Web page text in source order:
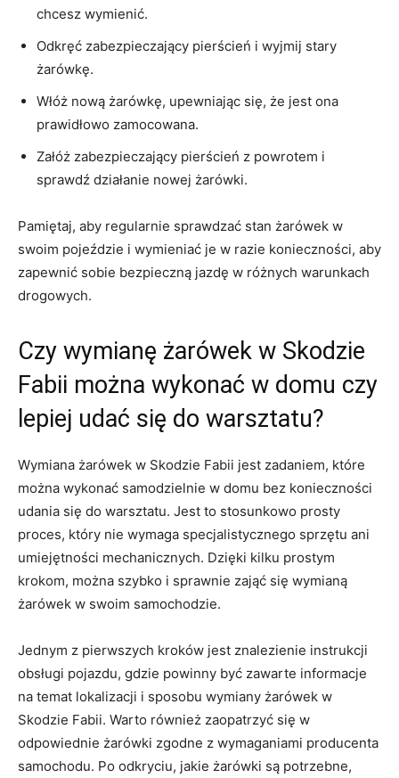
chcesz wymienić.
Odkręć zabezpieczający pierścień i wyjmij stary
‌żarówkę.
Włóż nową żarówkę, upewniając się, że jest ona
prawidłowo zamocowana.
Załóż zabezpieczający pierścień z powrotem i
sprawdź działanie nowej żarówki.
Pamiętaj, ⁣aby regularnie sprawdzać stan⁢ żarówek w
swoim pojeździe i wymieniać⁢ je w⁢ razie⁢ konieczności, aby
⁣zapewnić sobie bezpieczną jazdę w⁣ różnych warunkach
drogowych.
Czy wymianę żarówek w Skodzie
Fabii można⁤ wykonać w domu czy
lepiej udać⁣ się do warsztatu?
Wymiana żarówek w⁤ Skodzie Fabii jest zadaniem, które
można wykonać samodzielnie w domu bez konieczności
udania się do warsztatu. Jest to⁢ stosunkowo prosty
proces, który nie wymaga specjalistycznego sprzętu⁢ ani
umiejętności mechanicznych. Dzięki kilku prostym
krokom, można szybko i sprawnie zająć się‌ wymianą‍
żarówek w ⁢swoim samochodzie.
Jednym z pierwszych kroków jest znalezienie instrukcji
obsługi pojazdu, gdzie powinny ​być zawarte informacje
na ⁢temat lokalizacji ⁢i sposobu wymiany ⁣żarówek w
Skodzie Fabii. Warto również zaopatrzyć się w
odpowiednie żarówki zgodne z wymaganiami producenta
samochodu.‌ Po odkryciu, jakie żarówki są potrzebne,